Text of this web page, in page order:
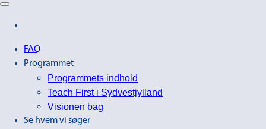
FAQ
Programmet
Programmets indhold
Teach First i Sydvestjylland
Visionen bag
Se hvem vi søger